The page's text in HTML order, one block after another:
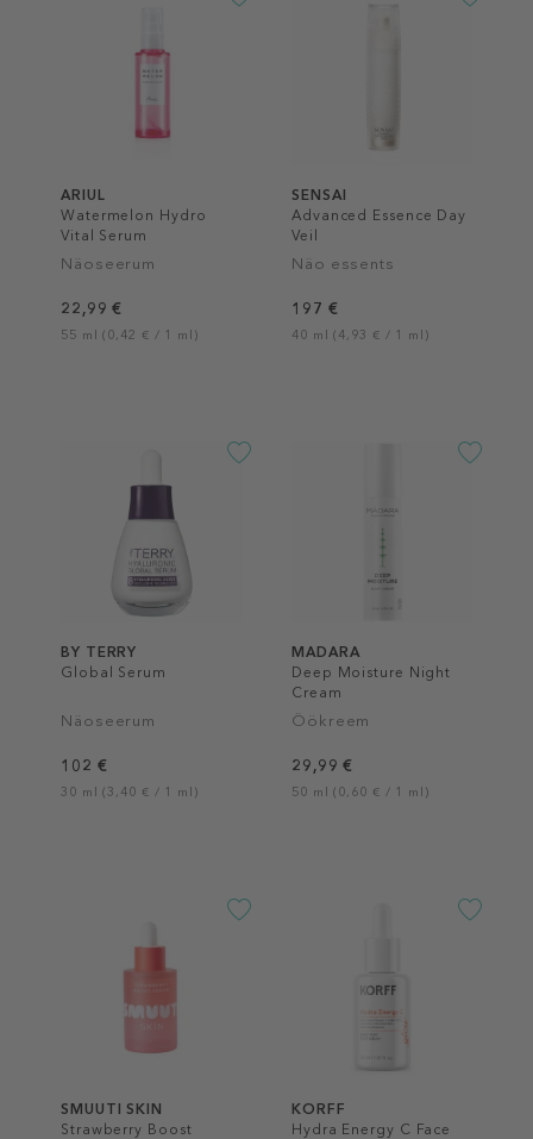
ARIUL
Watermelon Hydro
Vital Serum
Näoseerum
22,99 €
55 ml (0,42 € / 1 ml)
SENSAI
Advanced Essence Day
Veil
Näo essents
197 €
40 ml (4,93 € / 1 ml)
BY TERRY
Global Serum
Näoseerum
102 €
30 ml (3,40 € / 1 ml)
MADARA
Deep Moisture Night
Cream
Öökreem
29,99 €
50 ml (0,60 € / 1 ml)
SMUUTI SKIN
Strawberry Boost
KORFF
Hydra Energy C Face